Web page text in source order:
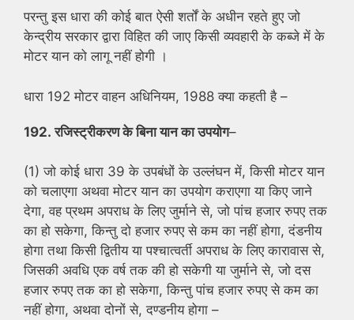
परन्तु इस धारा की कोई बात ऐसी शर्तों के अधीन रहते हुए जो
केन्द्रीय सरकार द्वारा विहित की जाए किसी व्यवहारी के कब्जे में के
मोटर यान को लागू नहीं होगी ।
धारा 192 मोटर वाहन अधिनियम, 1988 क्या कहती है –
192. रजिस्ट्रीकरण के बिना यान का उपयोग–
(1) जो कोई धारा 39 के उपबंधों के उल्लंघन में, किसी मोटर यान
को चलाएगा अथवा मोटर यान का उपयोग कराएगा या किए जाने
देगा, वह प्रथम अपराध के लिए जुर्माने से, जो पांच हजार रुपए तक
का हो सकेगा, किन्तु दो हजार रुपए से कम का नहीं होगा, दंडनीय
होगा तथा किसी द्वितीय या पश्चात्वर्ती अपराध के लिए कारावास से,
जिसकी अवधि एक वर्ष तक की हो सकेगी या जुर्माने से, जो दस
हजार रुपए तक का हो सकेगा, किन्तु पांच हजार रुपए से कम का
नहीं होगा, अथवा दोनों से, दण्डनीय होगा –